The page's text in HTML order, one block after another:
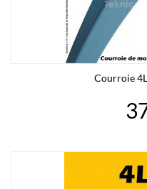
Courroie